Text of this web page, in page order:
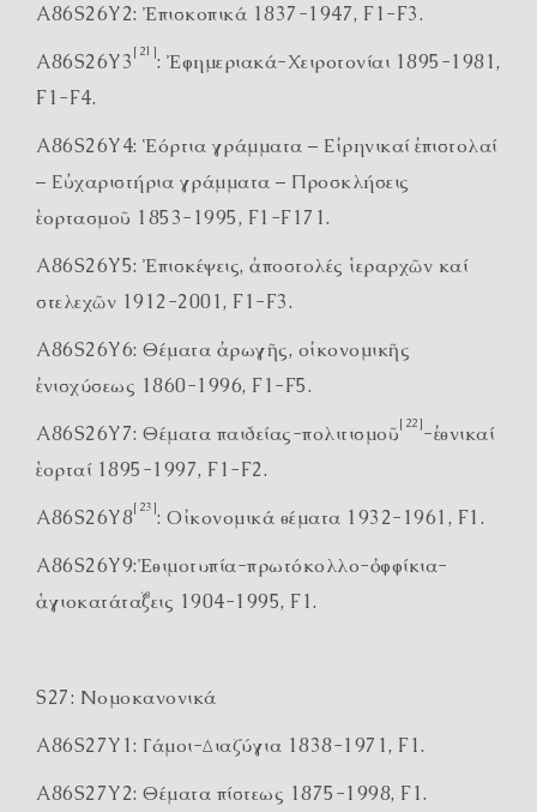
A86S26Y2: Ἐπισκοπικά 1837-1947, F1-F3.
A86S26Y3 [21]: Ἐφημεριακά-Χειροτονίαι 1895-1981,
F1-F4.
A86S26Y4: Ἑόρτια γράμματα – Εἰρηνικαί ἐπιστολαί
– Εὐχαριστήρια γράμματα – Προσκλήσεις
ἑορτασμοῦ 1853-1995, F1-F171.
A86S26Y5: Ἐπισκέψεις, ἀποστολές ἱεραρχῶν καί
στελεχῶν 1912-2001, F1-F3.
A86S26Y6: Θέματα ἀρωγῆς, οἰκονομικῆς
ἐνισχύσεως 1860-1996, F1-F5.
A86S26Y7: Θέματα παιδείας-πολιτισμοῦ[22]-ἐθνικαί
ἑορταί 1895-1997, F1-F2.
A86S26Y8[23]: Οἰκονομικά θέματα 1932-1961, F1.
A86S26Y9:Ἐθιμοτυπία-πρωτόκολλο-ὀφφίκια-
ἁγιοκατάταξεις 1904-1995, F1.
S27: Νομοκανονικά
A86S27Y1: Γάμοι-Διαζύγια 1838-1971, F1.
A86S27Y2: Θέματα πίστεως 1875-1998, F1.